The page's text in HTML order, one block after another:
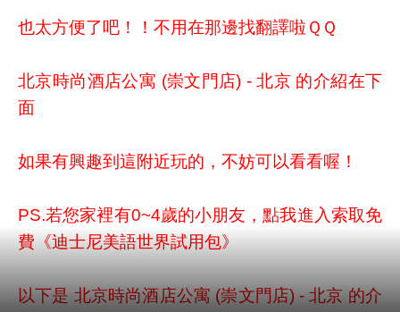
也太方便了吧！！不用在那邊找翻譯啦ＱＱ
北京時尚酒店公寓 (崇文門店) - 北京 的介紹在下
面
如果有興趣到這附近玩的，不妨可以看看喔！
PS.若您家裡有0~4歲的小朋友，點我進入索取免
費《迪士尼美語世界試用包》
以下是 北京時尚酒店公寓 (崇文門店) - 北京 的介